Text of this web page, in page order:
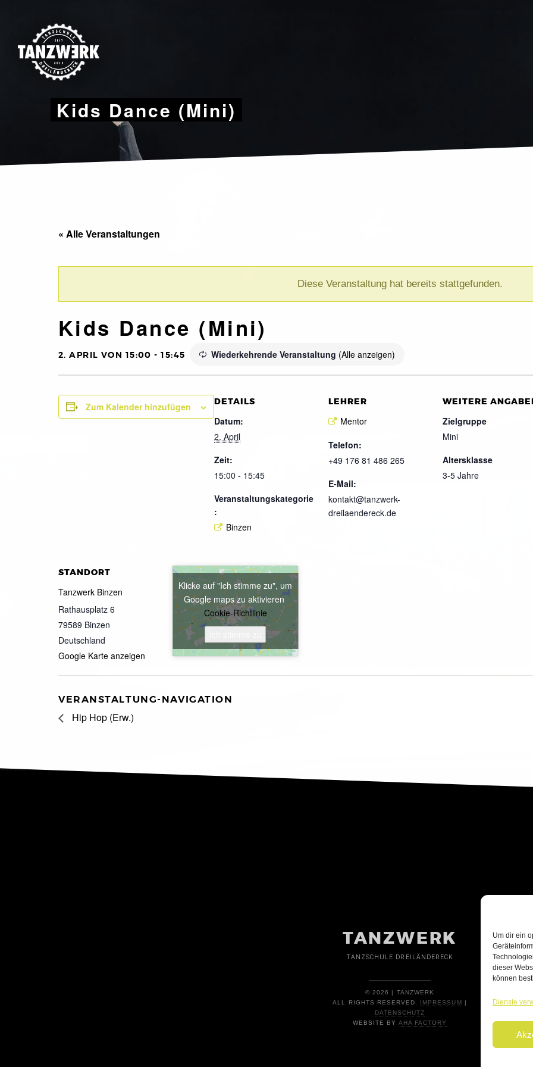
Um dir ein
dieser
können
Dienste
Kids Dance (Mini)
« Alle Veranstaltungen
Diese Veranstaltung hat bereits stattgefunden.
Kids Dance (Mini)
2. APRIL VON 15:00 -15:45 Wiederkehrende Veranstaltung (Alle anzeigen)
Zum Kalender hinzufügen DETAILS
Datum:
2. April
Zeit:
15:00 - 15:45
Veranstaltungskategorie
:
Binzen
LEHRER
Mentor
Telefon:
+49 176 81 486 265
E-Mail:
kontakt@tanzwerk-
dreilaendereck.de
WEITERE
Zielgruppe
Mini
Altersklasse
3-5 Jahre
STANDORT
Tanzwerk Binzen
Rathausplatz 6
79589 Binzen
Deutschland
Google Karte anzeigen
Klicke auf "Ich stimme zu", um
Google maps zu aktivieren
Cookie-Richtlinie
VERANSTALTUNG-NAVIGATION
Hip Hop (Erw.)
TANZWERK
TANZSCHULE DREILÄNDERECK
© 2026 | TANZWERK
ALL RIGHTS RESERVED. IMPRESSUM |
DATENSCHUTZ
WEBSITE BY AHA FACTORY